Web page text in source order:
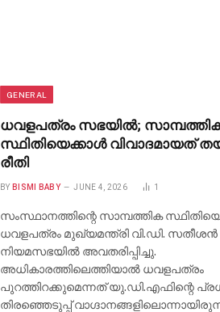
GENERAL
ധവളപത്രം സഭയിൽ;
സ്ഥിതിയെക്കാൾ വിവാദമായത്
രീതി
BY BISMI BABY JUNE 4, 2026 1
സംസ്ഥാനത്തിന്റെ സാമ്പത്തിക
ധവളപത്രം മുഖ്യമന്ത്രി വി.ഡി. സതീശൻ
നിയമസഭയിൽ അവതരിപ്പിച്ചു.
അധികാരത്തിലെത്തിയാൽ ധവളപത്രം
പുറത്തിറക്കുമെന്നത് യു.ഡി.എഫിന്റെ
തിരഞ്ഞെടുപ്പ്